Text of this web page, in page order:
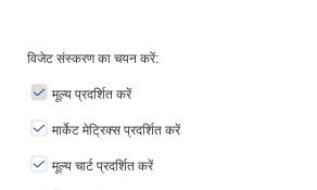
विजेट संस्करण का चयन करें:
मूल्य प्रदर्शित करें
मार्केट मेट्रिक्स प्रदर्शित करें
मूल्य चार्ट प्रदर्शित करें